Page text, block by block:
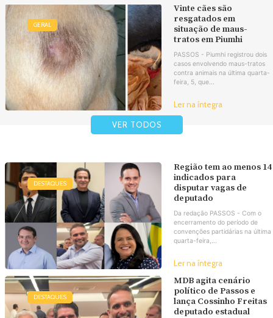
GERAL
Vinte cães são
resgatados em
situação de maus-
tratos em Piumhi
PASSOS - Piumhi registrou dois
casos envolvendo maus-tratos
contra animais na última quarta-
feira, 5, que...
Ler na íntegra
VER TODOS
DESTAQUES
Região tem ao menos 14
indicados para
disputar vagas de
deputado
Da redação PASSOS - Com o
encerramento do período de
convenções partidárias na última
quarta-feira,...
Ler na íntegra
DESTAQUES
MDB agita cenário
político de Passos e
lança Cossinho Freitas
deputado estadual